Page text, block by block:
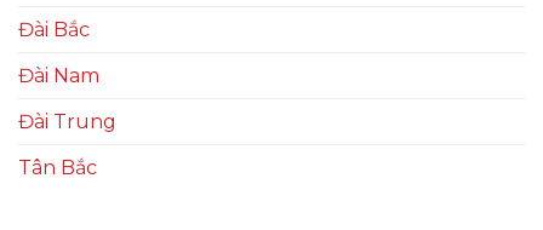
Đài Bắc
Đài Nam
Đài Trung
Tân Bắc